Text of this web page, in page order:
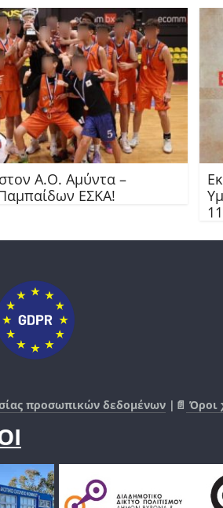
Α.Ο. Αμύντα –
ΕΣΚΑ!
προσωπικών δεδομένων |📄 Όροι